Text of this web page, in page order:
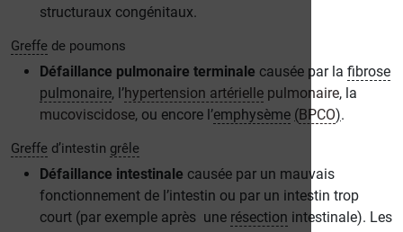
structuraux congénitaux.
Greffe de poumons
Défaillance pulmonaire terminale causée par la fibrose
pulmonaire, l’hypertension artérielle pulmonaire, la
mucoviscidose, ou encore l’emphysème (BPCO).
Greffe d’intestin grêle
Défaillance intestinale causée par un mauvais
fonctionnement de l’intestin ou par un intestin trop
court (par exemple après une résection intestinale). Les